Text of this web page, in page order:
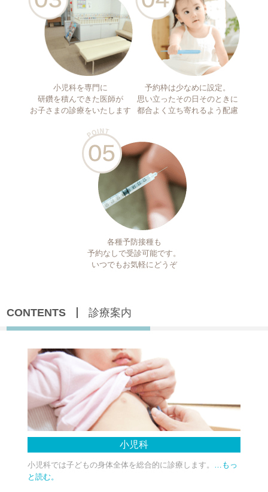
小児科を専門に
研鑽を積んできた医師が
お子さまの診療をいたします
予約枠は少なめに設定。
思い立ったその日そのときに
都合よく立ち寄れるよう配慮
各種予防接種も
予約なしで受診可能です。
いつでもお気軽にどうぞ
CONTENTS 診療案内
小児科
小児科では子どもの身体全体を総合的に診療します。 …もっ
と読む。